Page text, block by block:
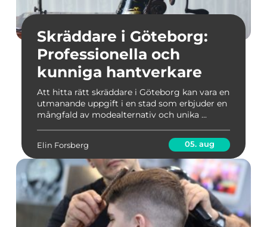
Skräddare i Göteborg:
Professionella och
kunniga hantverkare
Att hitta rätt skräddare i Göteborg kan vara en
utmanande uppgift i en stad som erbjuder en
mångfald av modealternativ och unika ...
Elin Forsberg 05. aug